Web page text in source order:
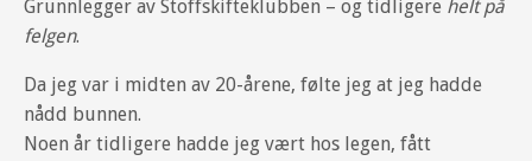
Grunnlegger av Stoffskifteklubben – og tidligere helt på
felgen.
Da jeg var i midten av 20-årene, følte jeg at jeg hadde
nådd bunnen.
Noen år tidligere hadde jeg vært hos legen, fått